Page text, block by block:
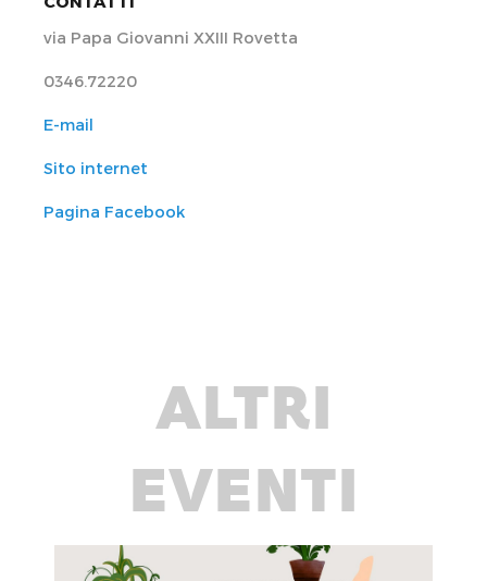
via Papa Giovanni XXIII Rovetta
0346.72220
E-mail
Sito internet
Pagina Facebook
ALTRI
EVENTI